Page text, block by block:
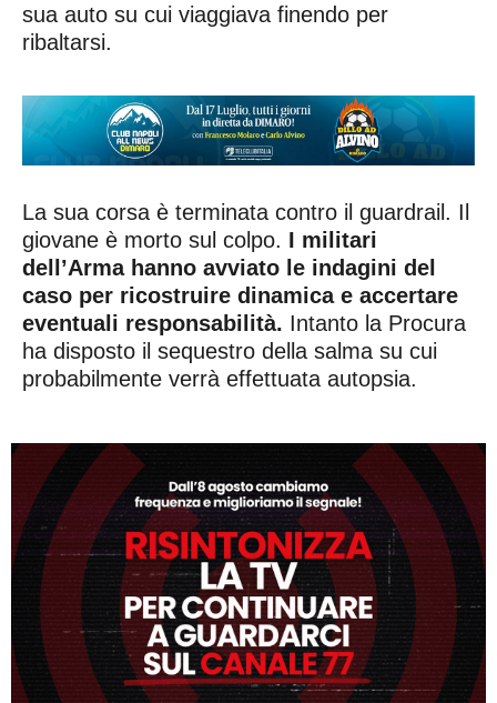
sua auto su cui viaggiava finendo per
ribaltarsi.
La sua corsa è terminata contro il guardrail. Il
giovane è morto sul colpo. I militari
dell’Arma hanno avviato le indagini del
caso per ricostruire dinamica e accertare
eventuali responsabilità. Intanto la Procura
ha disposto il sequestro della salma su cui
probabilmente verrà effettuata autopsia.